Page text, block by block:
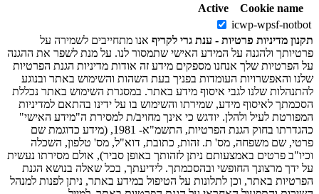
Cookie name
Active
icwp-wpsf-notbot
תקנון מדיניות פרטיות - ענת גרי לקריף אנו מתחייבים לשמירה על
פרטיותך ולהגנה על המידע האישי שתמסור לנו. על מנת לשפר את ההגנה
על הפרטיות שלך אנחנו מספקים מידע זה אודות מדיניות הגנת הפרטיות
שלנו והאפשרויות העומדות בפניך בעת השהות והשימוש באתר ובנוגע
להתנהלות שלנו לגבי איסוף מידע באתר. במסגרת השימוש באתר נכללת
הסכמתך לאיסוף מידע, שמירתו והשימוש בו על ידינו בהתאם למדיניות
המפורטת לעיל ולהלן. יודגש כי אינך מחויב/ת למסירת ה"מידע האישי"
כהגדרתו בחוק הגנת הפרטיות, התשמ"א- 1981, (מידע כדוגמת שם
פרטי, שם משפחה, מס' ת. זהות, כתובת, דוא"ל, מס' טלפון, השכלה
וכיו"ב פרטים באמצעותם ניתן לזהותך באופן סביר), אולם מסירתו נעשית
על ידך מרצונך החופשי ובהסכמתך. לידיעתך, בכל שאלה בנושא הגנת
הפרטיות באתר, וכן לתלונות על הטיפול במידע באתר, ניתן לפנות למנהל